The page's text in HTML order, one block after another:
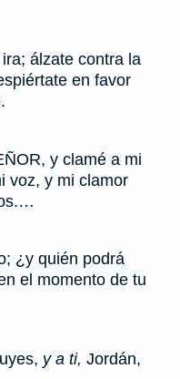
álzate contra la
en favor
y clamé a mi
voz, y mi clamor
¿y quién podrá
el momento de tu
y a ti, Jordán,